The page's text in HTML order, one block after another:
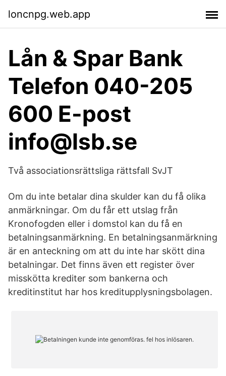
loncnpg.web.app
Lån & Spar Bank
Telefon 040-205
600 E-post
info@lsb.se
Två associationsrättsliga rättsfall SvJT
Om du inte betalar dina skulder kan du få olika
anmärkningar. Om du får ett utslag från
Kronofogden eller i domstol kan du få en
betalningsanmärkning. En betalningsanmärkning
är en anteckning om att du inte har skött dina
betalningar. Det finns även ett register över
misskötta krediter som bankerna och
kreditinstitut har hos kreditupplysningsbolagen.